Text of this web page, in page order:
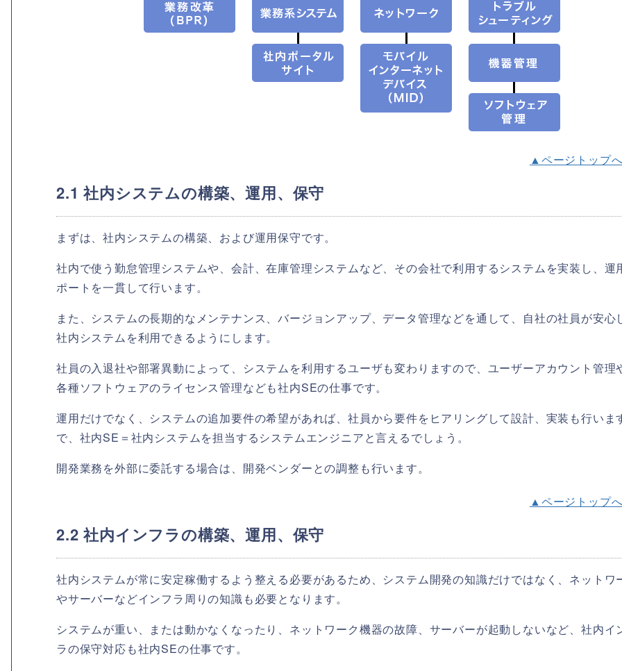
▲ページトップ
2.1 社内システムの構築、運用、保守
まずは、社内システムの構築、および運用保守です。
社内で使う勤怠管理システムや、会計、在庫管理システムなど、その会社で利用するシステムを実装し、運
ポートを一貫して行います。
また、システムの長期的なメンテナンス、バージョンアップ、データ管理などを通して、自社の社員が安心
社内システムを利用できるようにします。
社員の入退社や部署異動によって、システムを利用するユーザも変わりますので、ユーザーアカウント管理
各種ソフトウェアのライセンス管理なども社内SEの仕事です。
運用だけでなく、システムの追加要件の希望があれば、社員から要件をヒアリングして設計、実装も行いま
で、社内SE＝社内システムを担当するシステムエンジニアと言えるでしょう。
開発業務を外部に委託する場合は、開発ベンダーとの調整も行います。
▲ページトップ
2.2 社内インフラの構築、運用、保守
社内システムが常に安定稼働するよう整える必要があるため、システム開発の知識だけではなく、ネットワ
やサーバーなどインフラ周りの知識も必要となります。
システムが重い、または動かなくなったり、ネットワーク機器の故障、サーバーが起動しないなど、社内イ
ラの保守対応も社内SEの仕事です。